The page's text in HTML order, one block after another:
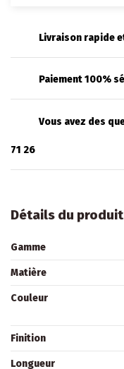
Livraison rapide
Paiement 100%
Vous avez des
71 26
Détails du produit
Gamme
Matière
Couleur
Finition
Longueur